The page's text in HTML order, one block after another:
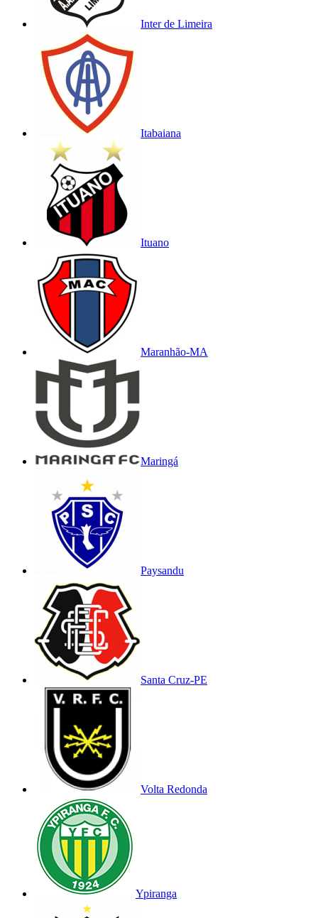
Inter de Limeira
Itabaiana
Ituano
Maranhão-MA
Maringá
Paysandu
Santa Cruz-PE
Volta Redonda
Ypiranga